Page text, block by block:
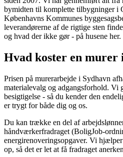
bymidten til komplette tilbygninger i
Københavns Kommunes
leverandørerne af de rigtige sten
og hvad der ikke gør - på husene her.
Hvad koster en murer
Prisen på murerarbejde i Sydhavn
materialevalg og adgangsforhold. Vi
besigtigelse - så du kender den
er trygt for både dig og os.
Du kan trække en del af
håndværkerfradraget (BoligJob-
energirenoveringsopgaver. Vi
op, så det er let at få fradraget